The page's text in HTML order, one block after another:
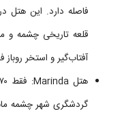
فاصله دارد. این هتل
قلعه تاریخی چشمه و
آفتاب‌گیر و استخر
گردشگری شهر چشمه